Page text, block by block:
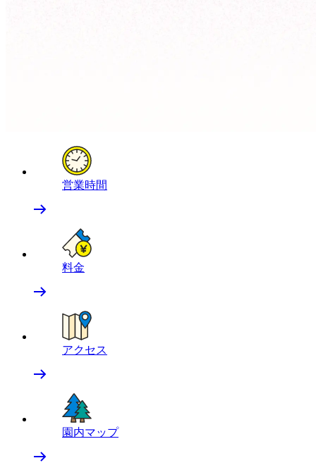
営業時間
料金
アクセス
園内マップ